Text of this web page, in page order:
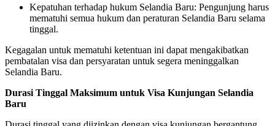
Kepatuhan terhadap hukum Selandia Baru: Pengunjung harus
mematuhi semua hukum dan peraturan Selandia Baru selama
tinggal.
Kegagalan untuk mematuhi ketentuan ini dapat mengakibatkan
pembatalan visa dan persyaratan untuk segera meninggalkan
Selandia Baru.
Durasi Tinggal Maksimum untuk Visa Kunjungan Selandia
Baru